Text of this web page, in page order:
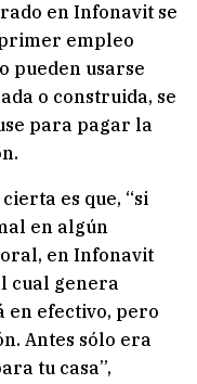
en Infonavit se
empleo
pueden usarse
o construida, se
para pagar la
es que, “si
en algún
en Infonavit
cual genera
en efectivo, pero
Antes sólo era
tu casa”,